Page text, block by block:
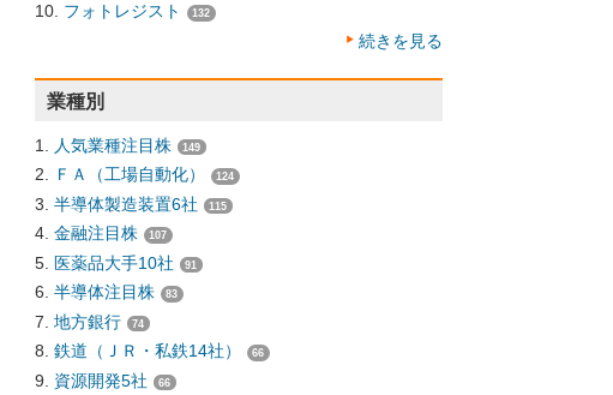
フォトレジスト 132
続きを見る
業種別
人気業種注目株 149
ＦＡ（工場自動化） 124
半導体製造装置6社 115
金融注目株 107
医薬品大手10社 91
半導体注目株 83
地方銀行 74
鉄道（ＪＲ・私鉄14社） 66
資源開発5社 66